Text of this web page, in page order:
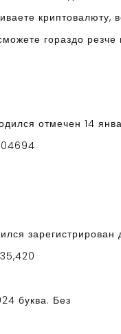
криптовалюту,
гораздо
отмечен 14
буква. Без